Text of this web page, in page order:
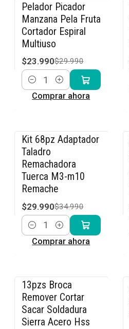
-20% OFF
Pelador Picador
Manzana Pela Fruta
Cortador Espiral
Multiuso
$23.990$29.990
Cantidad
Comprar ahora
-14% OFF
Kit 68pz Adaptador
Taladro
Remachadora
Tuerca M3-m10
Remache
$29.990$34.990
Cantidad
Comprar ahora
-15% OFF
13pzs Broca
Remover Cortar
Sacar Soldadura
Sierra Acero Hss